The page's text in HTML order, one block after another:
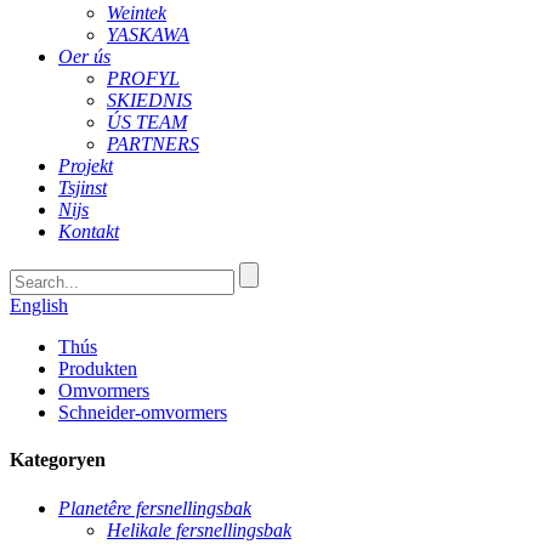
Weintek
YASKAWA
Oer ús
PROFYL
SKIEDNIS
ÚS TEAM
PARTNERS
Projekt
Tsjinst
Nijs
Kontakt
English
Thús
Produkten
Omvormers
Schneider-omvormers
Kategoryen
Planetêre fersnellingsbak
Helikale fersnellingsbak